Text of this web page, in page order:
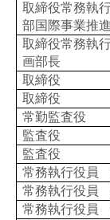
取締役常務執
部国際事業推
取締役常務執
画部長
取締役
取締役
常勤監査役
監査役
監査役
常務執行役員
常務執行役員
常務執行役員